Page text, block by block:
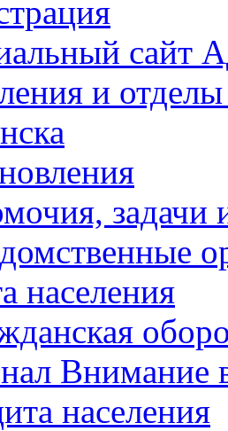
сайт
и
задачи
населения
Внимание
населения